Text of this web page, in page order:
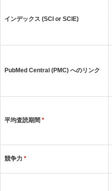
インデックス (SCI or SCIE)
PubMed Central (PMC) へのリンク
平均査読期間 *
競争力 *